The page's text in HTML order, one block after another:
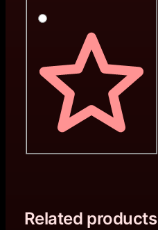
Related products